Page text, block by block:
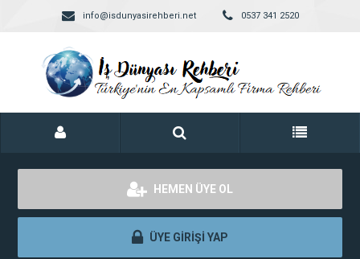
info@isdunyasirehberi.net 0537 341 2520
HEMEN ÜYE OL
ÜYE GİRİŞİ YAP